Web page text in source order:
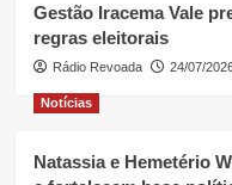
Gestão Iracema Vale
regras eleitorais
Rádio Revoada 24/07/
Notícias
Natassia e Hemetério